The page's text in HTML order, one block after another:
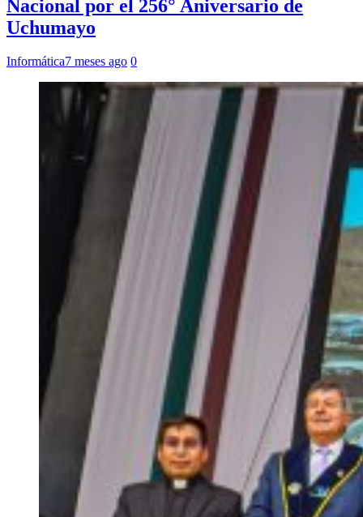
Nacional por el 256° Aniversario de
Uchumayo
Informática7 meses ago 0